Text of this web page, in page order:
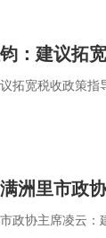
：建议拓
拓宽税收政策
洲里市政
政协主席凌云